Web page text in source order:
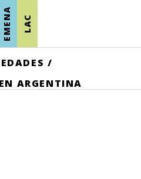
EMENA LAC
/
ARGENTINA